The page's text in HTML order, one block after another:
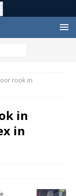
rook in
in
in